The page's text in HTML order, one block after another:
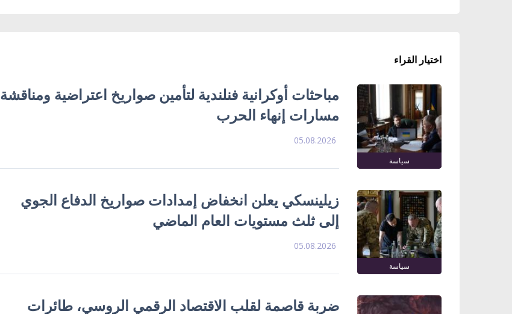
اختيار القراء
سياسة
مباحثات أوكرانية فنلندية لتأمين صواريخ اعتراضية ومناقشة
مسارات إنهاء الحرب
05.08.2026
سياسة
زيلينسكي يعلن انخفاض إمدادات صواريخ الدفاع الجوي
إلى ثلث مستويات العام الماضي
05.08.2026
ضربة قاصمة لقلب الاقتصاد الرقمي الروسي، طائرات